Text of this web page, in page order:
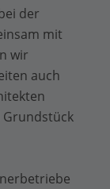
der
mit
wir
auch
Grundstück